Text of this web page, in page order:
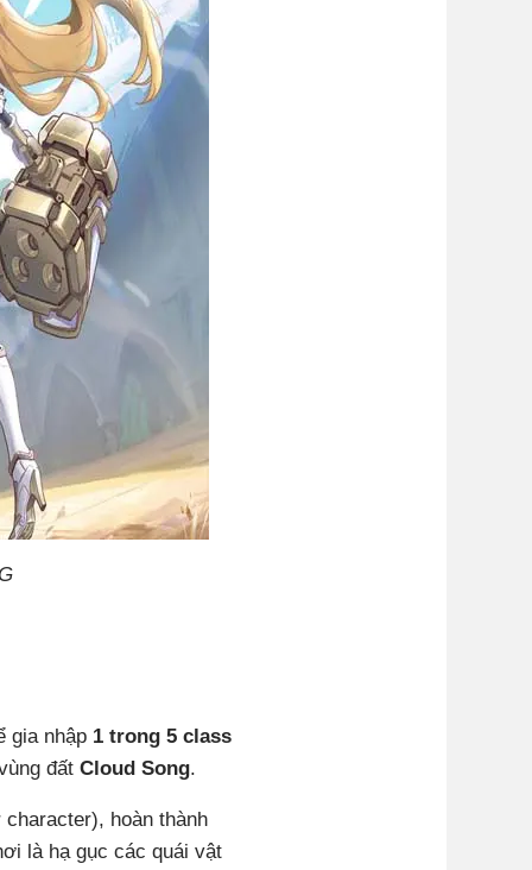
gia nhập 1 trong 5 class
đất Cloud Song.
hoàn thành
là hạ gục các quái vật